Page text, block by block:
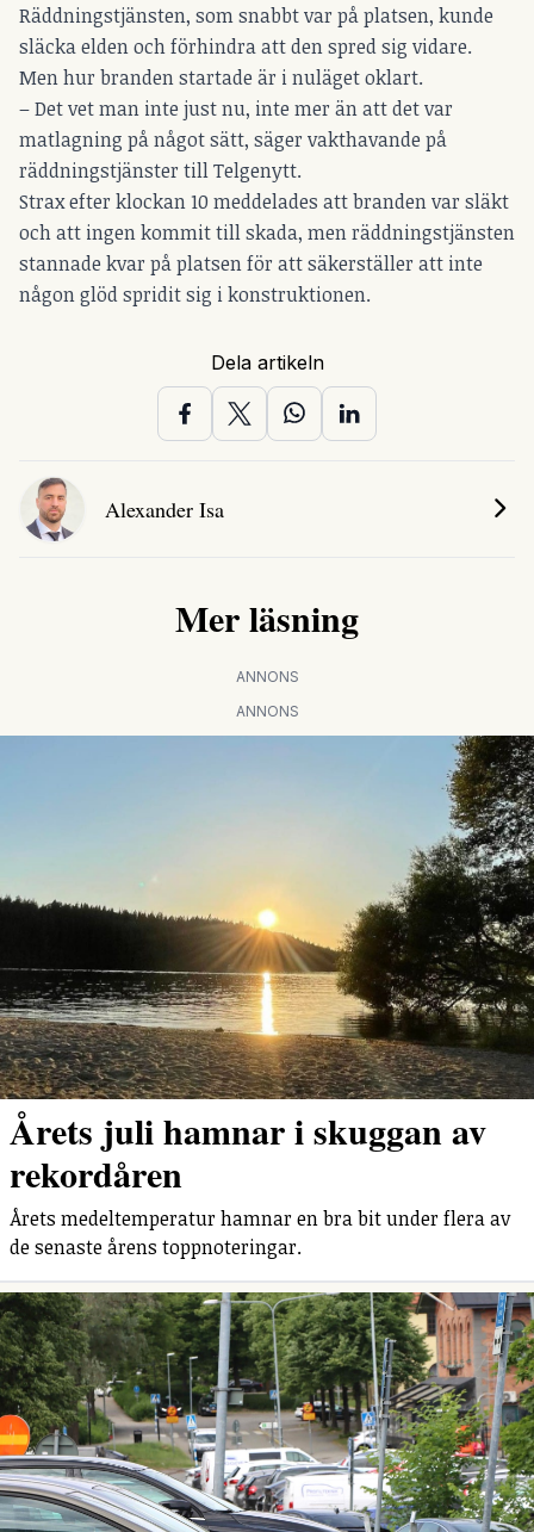
Räddningstjänsten, som snabbt var på platsen, kunde
släcka elden och förhindra att den spred sig vidare.
Men hur branden startade är i nuläget oklart.
– Det vet man inte just nu, inte mer än att det var
matlagning på något sätt, säger vakthavande på
räddningstjänster till Telgenytt.
Strax efter klockan 10 meddelades att branden var släkt
och att ingen kommit till skada, men räddningstjänsten
stannade kvar på platsen för att säkerställer att inte
någon glöd spridit sig i konstruktionen.
Dela artikeln
Alexander Isa
Mer läsning
ANNONS
ANNONS
Årets juli hamnar i skuggan av
rekordåren
Årets medeltemperatur hamnar en bra bit under flera av
de senaste årens toppnoteringar.